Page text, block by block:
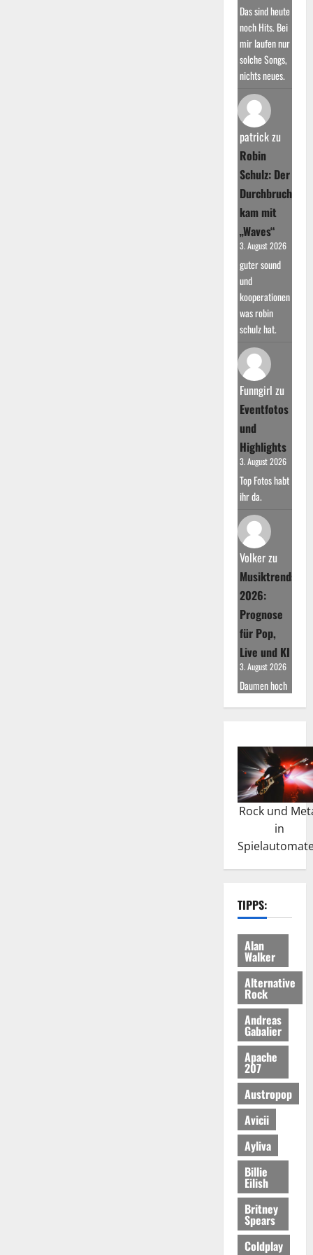
Das sind heute
noch Hits. Bei
mir laufen nur
solche Songs,
nichts neues.
patrickzu
Robin
Schulz: Der
Durchbruch
kam mit
„Waves“
3. August 2026
guter sound
und
kooperationen
was robin
schulz hat.
Funngirl zu
Eventfotos
und
Highlights
3. August 2026
Top Fotos habt
ihr da.
Volkerzu
Musiktrends
2026:
Prognose
für Pop,
Live und KI
3. August 2026
Daumen hoch
Rock und
in
TIPPS:
Alan
Walker
Alternative
Rock
Andreas
Gabalier
Apache
207
Austropop
Avicii
Ayliva
Billie
Eilish
Britney
Spears
Coldplay